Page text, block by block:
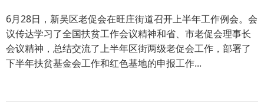
6月28日，新吴区老促会在旺庄街道召开上半年工作例会。会
议传达学习了全国扶贫工作会议精神和省、市老促会理事长
会议精神，总结交流了上半年区街两级老促会工作，部署了
下半年扶贫基金会工作和红色基地的申报工作...